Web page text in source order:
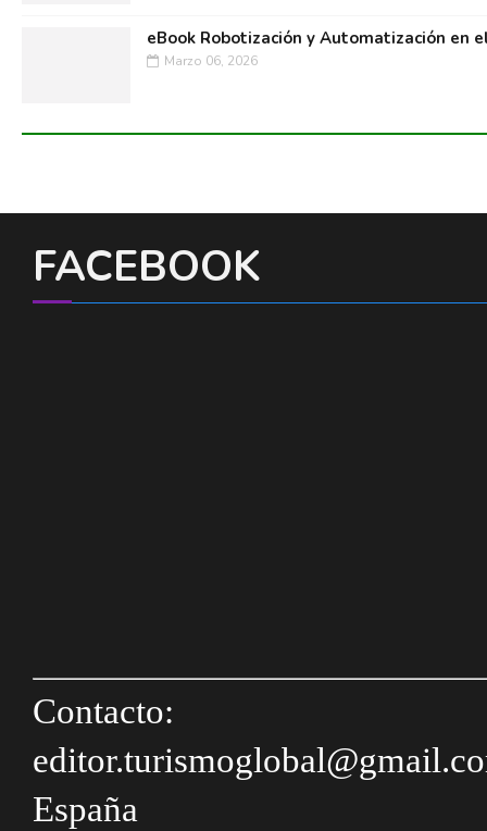
eBook Robotización y Automatización en
Marzo 06, 2026
FACEBOOK
Contacto:
España